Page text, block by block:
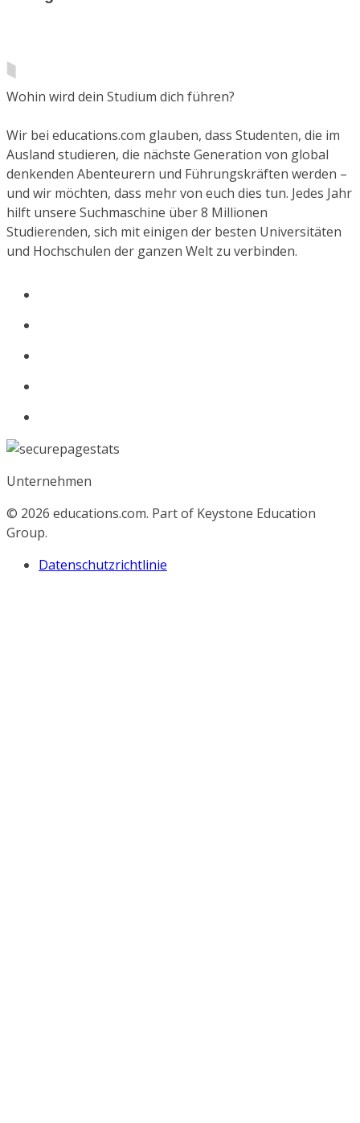
Wohin wird dein Studium dich führen?
Wir bei educations.com glauben, dass Studenten, die im
Ausland studieren, die nächste Generation von global
denkenden Abenteurern und Führungskräften werden –
und wir möchten, dass mehr von euch dies tun. Jedes Jahr
hilft unsere Suchmaschine über 8 Millionen
Studierenden, sich mit einigen der besten Universitäten
und Hochschulen der ganzen Welt zu verbinden.
Unternehmen
© 2026 educations.com. Part of Keystone Education
Group.
Datenschutzrichtlinie